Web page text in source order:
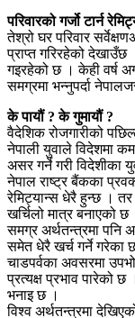
परिवारको गर्जो टार्न
तेश्रो घर परिवार
प्राप्त गरिरहेको देखाउँछ
गइरहेको छ । केही वर्ष
समग्रमा भन्नुपर्दा
के पायौं ? के गुमायौं ?
वैदेशिक रोजगारीको
नेपाली युवाले विदेशमा
असर गर्ने गरी विदेशीका
नेपाल राष्ट्र बैंकका
रेमिट्यान्स धेरै हुन्छ ।
खर्चिलो मात्र बनाएको
समग्र अर्थतन्त्रमा पनि
समेत धेरै खर्च गर्ने गरेका
चाडपर्वका अवसरमा
प्रत्यक्ष प्रभाव पारेको
भनाइ छ ।
विश्व अर्थतन्त्रमा